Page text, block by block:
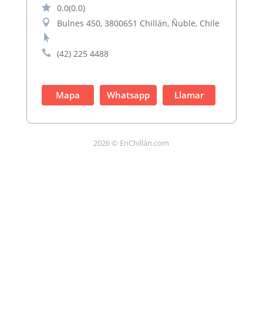
 0.0(0.0)
 Bulnes 450, 3800651 Chillán, Ñuble, Chile


(42) 225 4488
Mapa Whatsapp Llamar
2026 © EnChillán.com